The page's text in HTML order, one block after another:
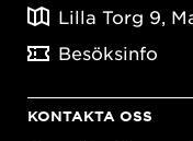
Lilla Torg 9,
Besöksinfo
KONTAKTA OSS